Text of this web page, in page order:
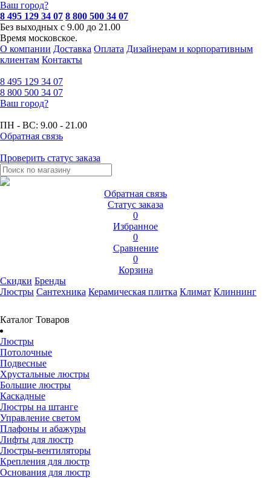
Ваш город?
8 495 129 34 07 8 800 500 34 07
Без выходных с 9.00 до 21.00
Время московское.
О компании Доставка Оплата Дизайнерам и корпоративным
клиентам Контакты
8 495 129 34 07
8 800 500 34 07
Ваш город?
ПН - ВС: 9.00 - 21.00
Обратная связь
Проверить статус заказа
Обратная связь
Статус заказа
0
Избранное
0
Сравнение
0
Корзина
Скидки Бренды
Люстры Сантехника Керамическая плитка Климат Клиннинг
Каталог Товаров
Люстры
Потолочные
Подвесные
Хрустальные люстры
Большие люстры
Каскадные
Люстры на штанге
Управление светом
Плафоны и абажуры
Лифты для люстр
Люстры-вентиляторы
Крепления для люстр
Основания для люстр